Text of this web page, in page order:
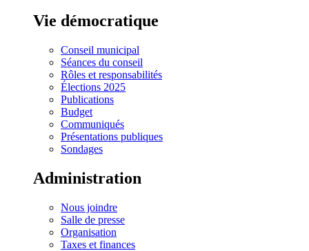
Vie démocratique
Conseil municipal
Séances du conseil
Rôles et responsabilités
Élections 2025
Publications
Budget
Communiqués
Présentations publiques
Sondages
Administration
Nous joindre
Salle de presse
Organisation
Taxes et finances